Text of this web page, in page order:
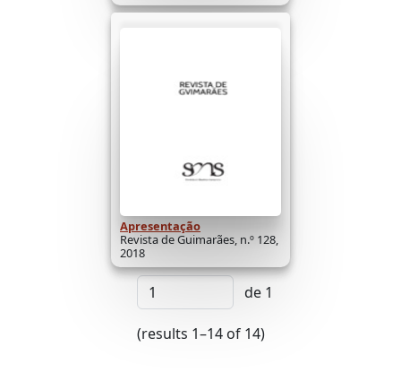
Apresentação
Revista de Guimarães, n.º 128,
2018
de 1
(results 1–14 of 14)